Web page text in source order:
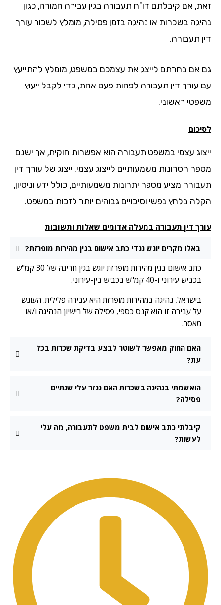
אם קיבלתם דו"ח תעבורה בגין עבירה חמורה, כגון
בשכרות או נהיגה בזמן פסילה, מומלץ לשכור עורך
תעבורה.
אם בחרתם לייצג את עצמכם במשפט, מומלץ להתייעץ
עורך דין תעבורה לפחות פעם אחת, כדי לקבל ייעוץ
ראשוני.
עצמי במשפט תעבורה הוא אפשרות חוקית, אך ישנם
חסרונות משמעותיים לייצוג עצמי. ייצוג של עורך דין
מציע מספר יתרונות משמעותיים, כולל ידע וניסיון,
בלחץ נפשי וסיכויים גבוהים יותר לזכות במשפט.
דין תעבורה במעלה אדומים שאלות ותשובות
באלו מקרים יוגש נגדי כתב אישום בגין מהירות מופרזת?
כתב אישום בגין מהירות מופרזת יוגש בגין חריגה של 30 קמ"ש
בכביש עירוני ו-40 קמ"ש בכביש בין-עירוני.
בישראל, נהיגה במהירות מופרזת היא עבירה פלילית. העונש
על עבירה זו הוא קנס כספי, פסילה של רישיון הנהיגה ו/או
מאסר.
האם החוק מאפשר לשוטר לבצע בדיקת שכרות בכל
הואשמתי בנהיגה בשכרות האם נגזר עלי שנתיים
פסילה?
קיבלתי כתב אישום לבית משפט לתעבורה, מה עלי
לעשות?